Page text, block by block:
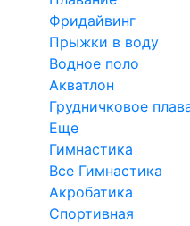
Фридайвинг
Прыжки в воду
Водное поло
Акватлон
Грудничковое
Еще
Гимнастика
Все Гимнастика
Акробатика
Спортивная